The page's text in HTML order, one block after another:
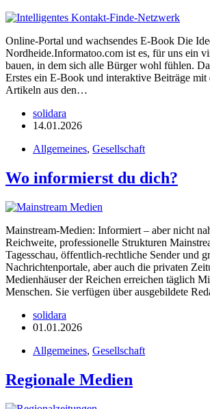
Online-Portal und wachsendes E-Book Die
Nordheide.Informatoo.com ist es, für uns ein
bauen, in dem sich alle Bürger wohl fühlen.
Erstes ein E-Book und interaktive Beiträge
Artikeln aus den…
solidara
14.01.2026
Allgemeines, Gesellschaft
Wo informierst du dich?
Mainstream-Medien: Informiert – aber nicht
Reichweite, professionelle Strukturen
Tagesschau, öffentlich-rechtliche Sender und
Nachrichtenportale, aber auch die privaten
Medienhäuser der Reichen erreichen täglich
Menschen. Sie verfügen über ausgebildete
solidara
01.01.2026
Allgemeines, Gesellschaft
Regionale Medien